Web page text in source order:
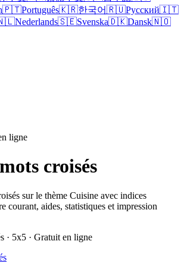
🇵🇹Português🇰🇷한국어🇷🇺Русский🇮🇹
Nederlands🇸🇪Svenska🇩🇰Dansk🇳🇴
ligne
croisés
sur le thème Cuisine avec indices
courant, aides, statistiques et impression
· 5x5 · Gratuit en ligne